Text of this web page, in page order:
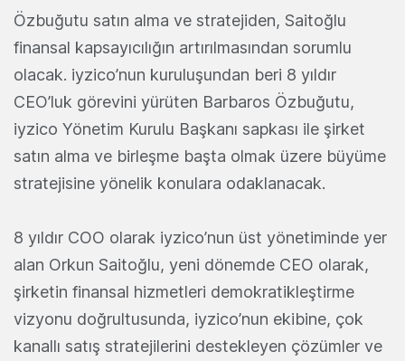
Özbuğutu satın alma ve stratejiden, Saitoğlu
finansal kapsayıcılığın artırılmasından sorumlu
olacak. iyzico’nun kuruluşundan beri 8 yıldır
CEO’luk görevini yürüten Barbaros Özbuğutu,
iyzico Yönetim Kurulu Başkanı sapkası ile şirket
satın alma ve birleşme başta olmak üzere büyüme
stratejisine yönelik konulara odaklanacak.
8 yıldır COO olarak iyzico’nun üst yönetiminde yer
alan Orkun Saitoğlu, yeni dönemde CEO olarak,
şirketin finansal hizmetleri demokratikleştirme
vizyonu doğrultusunda, iyzico’nun ekibine, çok
kanallı satış stratejilerini destekleyen çözümler ve